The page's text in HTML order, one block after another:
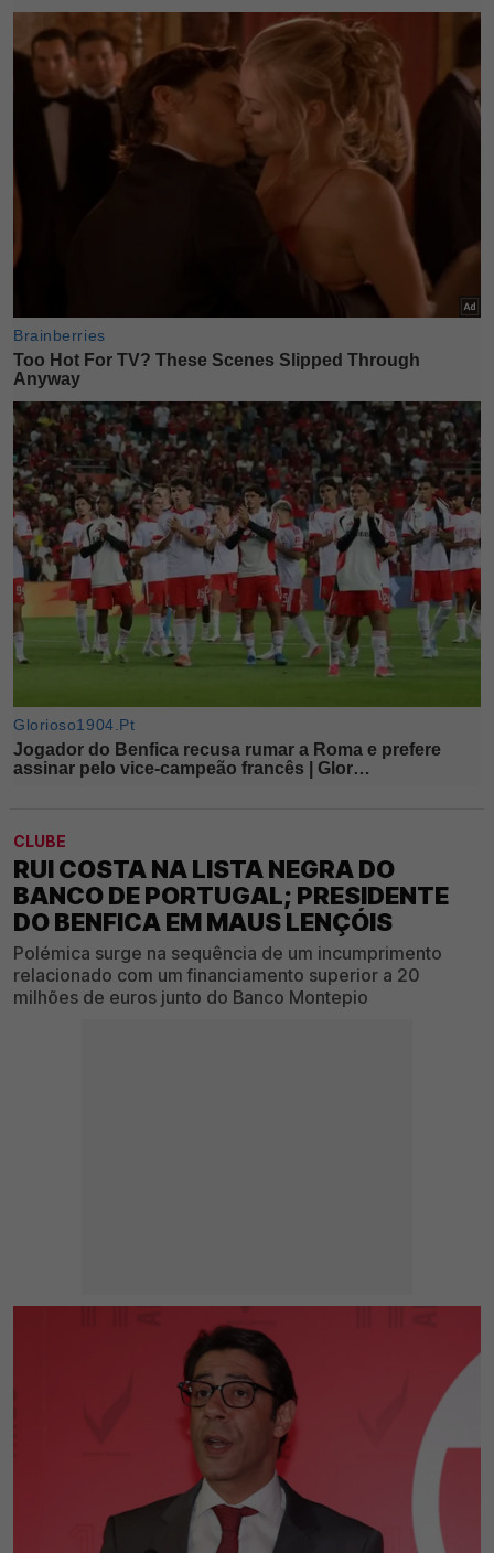
CLUBE
RUI COSTA NA LISTA NEGRA DO
BANCO DE PORTUGAL; PRESIDENTE
DO BENFICA EM MAUS LENÇÓIS
Polémica surge na sequência de um incumprimento
relacionado com um financiamento superior a 20
milhões de euros junto do Banco Montepio